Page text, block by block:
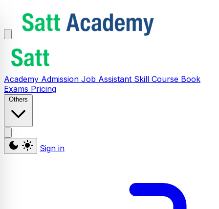
Academy Admission Job Assistant Skill Course Book
Exams Pricing
Others
Sign in